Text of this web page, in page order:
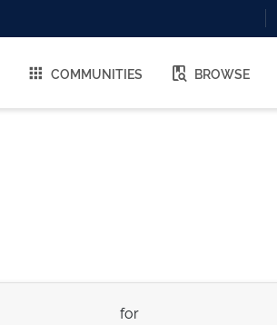
COMMUNITIES BROWSE
for